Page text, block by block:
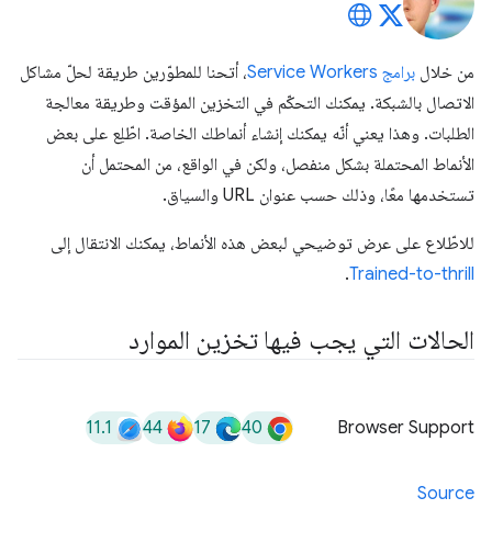
من خلال برامج Service Workers
، أتحنا للمطوّرين طريقة لحلّ مشاكل
الاتصال بالشبكة. يمكنك التحكّم في التخزين المؤقت وطريقة معالجة
الطلبات. وهذا يعني أنّه يمكنك إنشاء أنماطك الخاصة. اطّلِع على بعض
الأنماط المحتملة بشكل منفصل، ولكن في الواقع، من المحتمل أن
تستخدمها معًا، وذلك حسب عنوان URL والسياق.
للاطّلاع على عرض توضيحي لبعض هذه الأنماط، يمكنك الانتقال إلى
Trained-to-thrill
.
الحالات التي يجب فيها تخزين الموارد
Browser Support
40
17
44
11.1
Source